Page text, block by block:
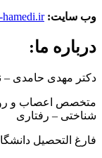
وب سایت: hamedi.ir
درباره ما:
دکتر مهدی حامدی –
متخصص اعصاب و
شناختی – رفتاری
فارغ التحصیل